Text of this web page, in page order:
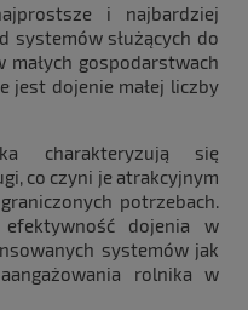
i najbardziej
systemów służących do
małych gospodarstwach
jest dojenie małej liczby
charakteryzują się
co czyni je atrakcyjnym
potrzebach.
dojenia w
systemów jak
rolnika w